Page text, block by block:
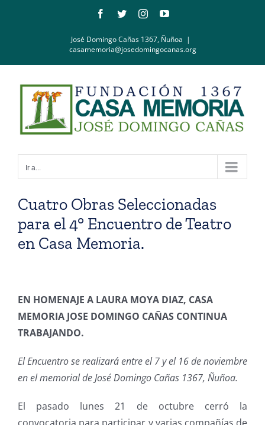
Facebook
TwitterInstagramYouTube
José Domingo Cañas 1367, Ñuñoa |
casamemoria@josedomingocanas.org
Ir a...
Cuatro Obras Seleccionadas
para el 4° Encuentro de Teatro
en Casa Memoria.
EN HOMENAJE A LAURA MOYA DIAZ, CASA
MEMORIA JOSE DOMINGO CAÑAS CONTINUA
TRABAJANDO.
El Encuentro se realizará entre el 7 y el 16 de noviembre
en el memorial de José Domingo Cañas 1367, Ñuñoa.
El pasado lunes 21 de octubre cerró la